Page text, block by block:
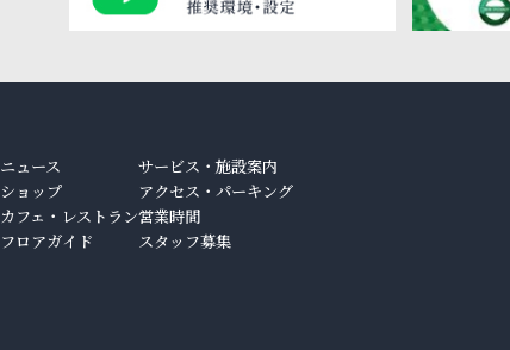
ニュース
ショップ
カフェ・レストラン
フロアガイド
サービス・施設案内
アクセス・パーキング
営業時間
スタッフ募集